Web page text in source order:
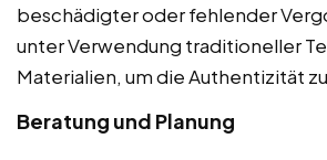
beschädigter oder fehlender
unter Verwendung traditioneller
Materialien, um die Authentizität
Beratung und Planung